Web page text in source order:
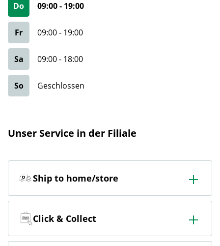
Do 09:00- 19:00
Fr 09:00- 19:00
Sa 09:00- 18:00
So Geschlossen
Unser Service in der Filiale
Ship to home/store
In der Filiale bestellen & in die Filiale oder nach Hause
liefern lassen.
Click & Collect
Online bestellen & kostenlos hier in der Filiale abholen